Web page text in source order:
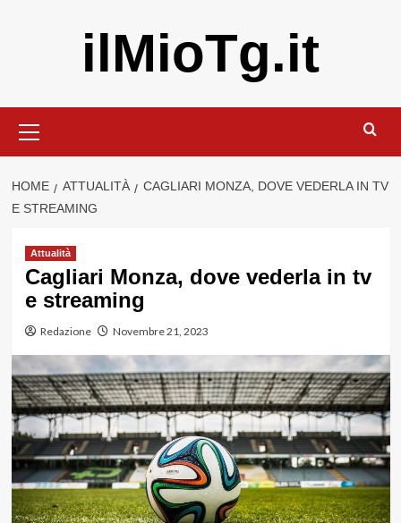
ilMioTg.it
principale
HOME ATTUALITÀ
CAGLIARI MONZA, DOVE VEDERLA IN TV
E STREAMING
Attualità
Cagliari Monza, dove vederla in tv
e streaming
Redazione Novembre 21, 2023